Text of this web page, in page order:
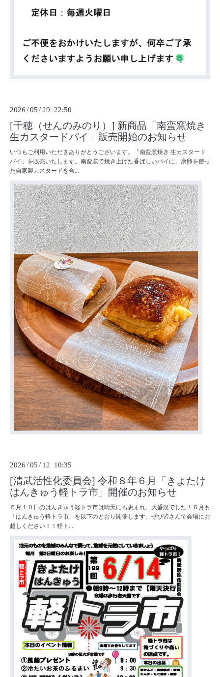
2026 /05 / 29 22:50
[千穂（せんのみのり）] 新商品「南蛮窯焼き
生カスタードパイ」販売開始のお知らせ
いつもご利用いただきありがとうございます。「南蛮窯焼き 生カスタード
パイ」を販売いたします。南蛮窯で焼き上げた香ばしいパイに、康卵を使っ
た自家製カスタードを合...
2026 /05 / 12 10:35
[清武活性化委員会] 令和８年６月「きよたけ
はんきゅう軽トラ市」開催のお知らせ
５月１０日のはんきゅう軽トラ市は晴天にも恵まれ、大盛況でした！６月も
「はんきゅう軽トラ市」を以下のとおり開催します。ぜひ皆さんで会場にお
越しください！！軽ト...